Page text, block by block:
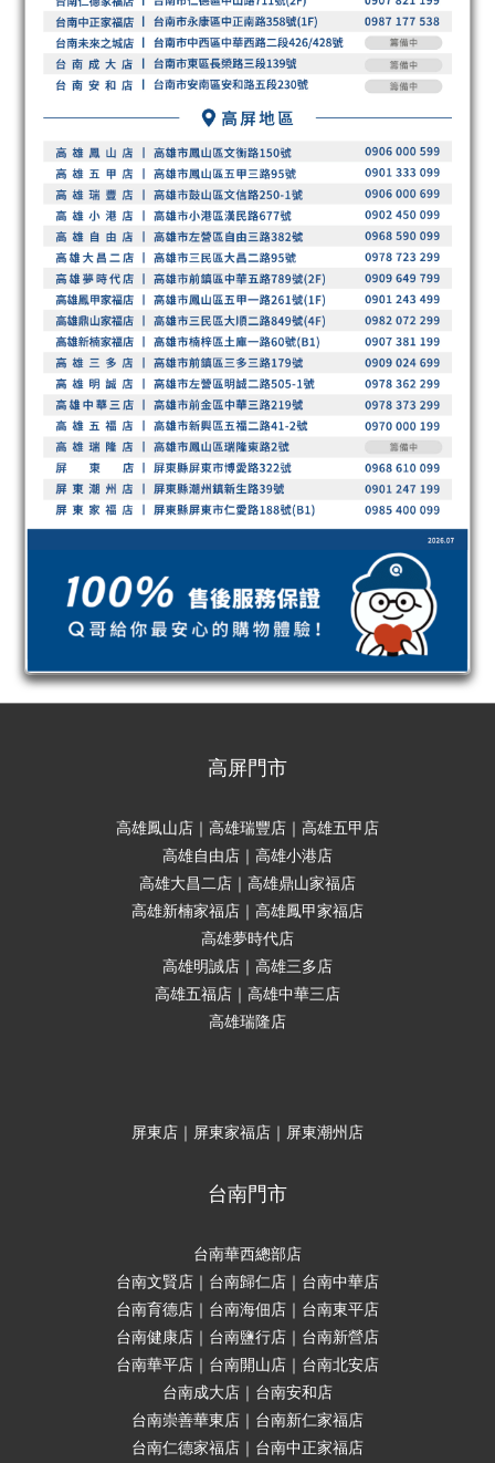
高屏門市
高雄鳳山店｜高雄瑞豐店｜高雄五甲店
高雄自由店｜高雄小港店
高雄大昌二店｜高雄鼎山家福店
高雄新楠家福店｜高雄鳳甲家福店
高雄夢時代店
高雄明誠店｜高雄三多店
高雄五福店｜高雄中華三店
高雄瑞隆店
屏東店｜屏東家福店｜屏東潮州店
台南門市
台南華西總部店
台南文賢店｜台南歸仁店｜台南中華店
台南育德店｜台南海佃店｜台南東平店
台南健康店｜台南鹽行店｜台南新營店
台南華平店｜台南開山店｜台南北安店
台南成大店｜台南安和店
台南崇善華東店｜台南新仁家福店
台南仁德家福店｜台南中正家福店